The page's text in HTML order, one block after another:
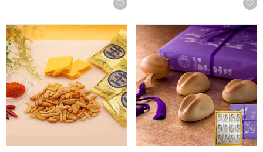
お気に入りに登録する
王様堂本店 王のかきたね詰合せ(34ｇ×12袋)【年間ギフト】
寿製菓 因幡の白うさぎ 12個